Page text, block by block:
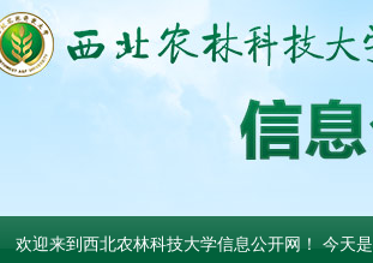
欢迎来到西北农林科技大学信息公开网！ 今天是